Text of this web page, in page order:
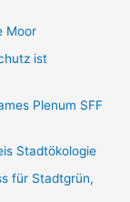
Moor
ist
Plenum SFF
Stadtökologie
für Stadtgrün,